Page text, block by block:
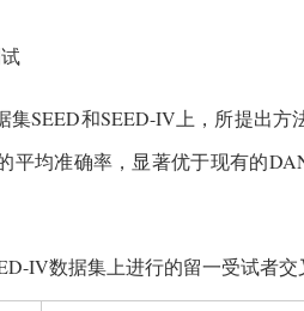
集SEED和SEED-IV上，所提出
平均准确率，显著优于现有的
IV数据集上进行的留一受试者